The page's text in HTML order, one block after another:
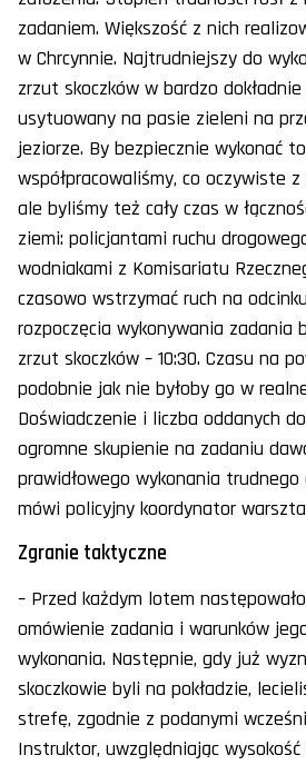
zadaniem. Większość z nich
w Chrcynnie. Najtrudniejszy do
zrzut skoczków w bardzo
usytuowany na pasie zieleni na
jeziorze. By bezpiecznie wykonać
współpracowaliśmy, co oczywiste z
ale byliśmy też cały czas w
ziemi: policjantami ruchu
wodniakami z Komisariatu
czasowo wstrzymać ruch na
rozpoczęcia wykonywania zadania
zrzut skoczków – 10:30. Czasu na
podobnie jak nie byłoby go w
Doświadczenie i liczba oddanych
ogromne skupienie na zadaniu
prawidłowego wykonania
mówi policyjny koordynator
Zgranie taktyczne
– Przed każdym lotem
omówienie zadania i warunków
wykonania. Następnie, gdy już
skoczkowie byli na pokładzie,
strefę, zgodnie z podanymi
Instruktor, uwzględniając